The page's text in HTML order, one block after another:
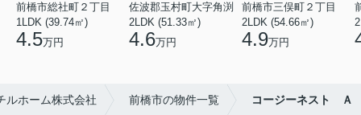
前橋市総社町２丁目
1LDK (39.74㎡)
4.5万円
佐波郡玉村町大字角渕
2LDK (51.33㎡)
4.6万円
前橋市三俣町２丁目
2LDK (54.66㎡)
4.9万円
ルホーム株式会社 前橋市の物件一覧 コージーネスト Ａ